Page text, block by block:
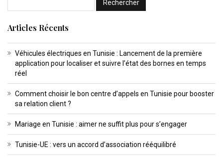
Articles Récents
Véhicules électriques en Tunisie : Lancement de la première
application pour localiser et suivre l’état des bornes en temps
réel
Comment choisir le bon centre d’appels en Tunisie pour booster
sa relation client ?
Mariage en Tunisie : aimer ne suffit plus pour s’engager
Tunisie-UE : vers un accord d’association rééquilibré